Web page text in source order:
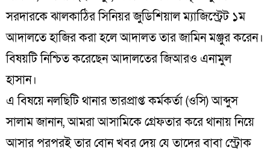
সরদারকে ঝালকাঠির সিনিয়র জুডিশিয়াল ম্যাজিস্ট্রেট ১ম
আদালতে হাজির করা হলে আদালত তার জামিন মঞ্জুর করেন।
বিষয়টি নিশ্চিত করেছেন আদালতের জিআরও এনামুল
হাসান।
এ বিষয়ে নলছিটি থানার ভারপ্রাপ্ত কর্মকর্তা (ওসি) আব্দুস
সালাম জানান, আমরা আসামিকে গ্রেফতার করে থানায় নিয়ে
আসার পরপরই তার বোন খবর দেয় যে তাদের বাবা স্ট্রোক